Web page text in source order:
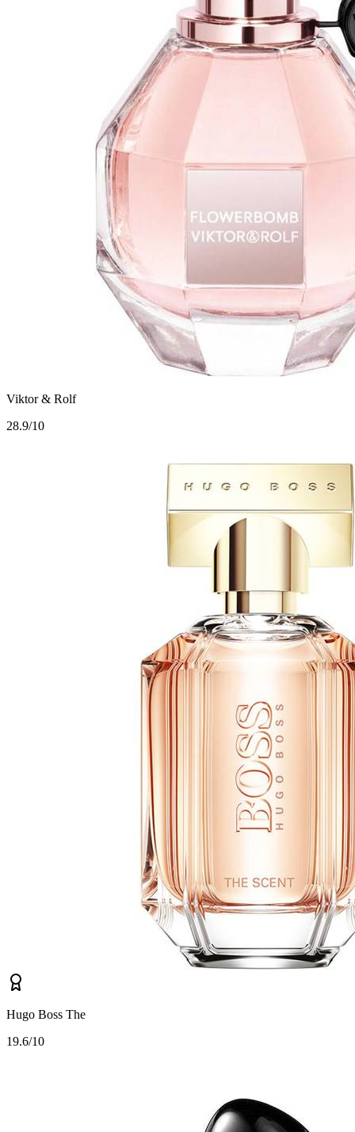
Viktor & Rolf
28.9/10
Hugo Boss The
19.6/10